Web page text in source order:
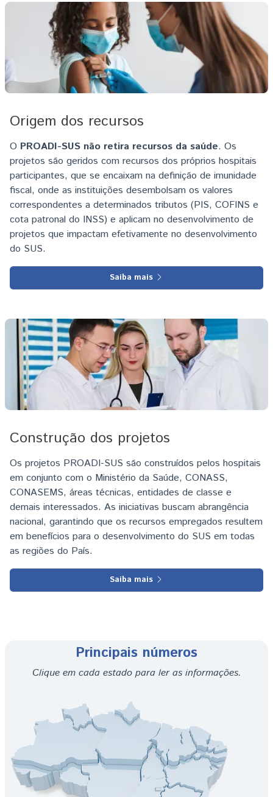
Imagem
Origem dos recursos
O PROADI-SUS não retira recursos da saúde. Os
projetos são geridos com recursos dos próprios hospitais
participantes, que se encaixam na definição de imunidade
fiscal, onde as instituições desembolsam os valores
correspondentes a determinados tributos (PIS, COFINS e
cota patronal do INSS) e aplicam no desenvolvimento de
projetos que impactam efetivamente no desenvolvimento
do SUS.
Saiba mais
Imagem
Construção dos projetos
Os projetos PROADI-SUS são construídos pelos hospitais
em conjunto com o Ministério da Saúde, CONASS,
CONASEMS, áreas técnicas, entidades de classe e
demais interessados. As iniciativas buscam abrangência
nacional, garantindo que os recursos empregados resultem
em benefícios para o desenvolvimento do SUS em todas
as regiões do País.
Saiba mais
Principais números
Clique em cada estado para ler as informações.